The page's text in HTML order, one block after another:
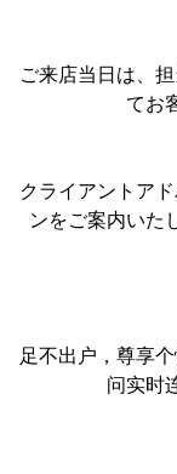
ご来店当日は、
てお
クライアントア
ンをご案内いた
足不出户，尊享
问实时